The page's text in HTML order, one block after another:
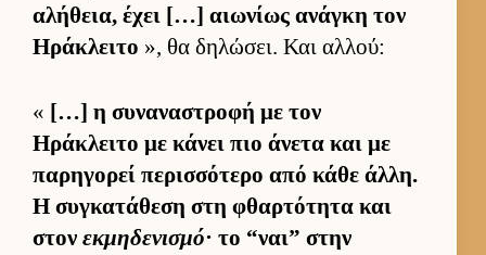
αλήθεια, έχει […] αιω­νίως ανάγκη τον
Ηράκλειτο », θα δηλώσει. Και αλ­λού:
« […] η συναναστροφή με τον
Ηράκλειτο με κάνει πιο άνετα και με
παρηγορεί περισ­σότερο από κάθε άλ­λη.
Η συγκατάθεση στη φθαρ­τότητα και
στον εκμηδενισμό· το “ναι” στην